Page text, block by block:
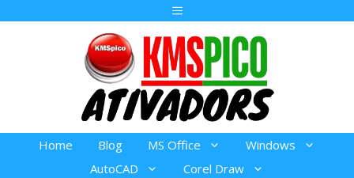
Menu
Home Blog MS Office
Windows
AutoCAD
Corel Draw